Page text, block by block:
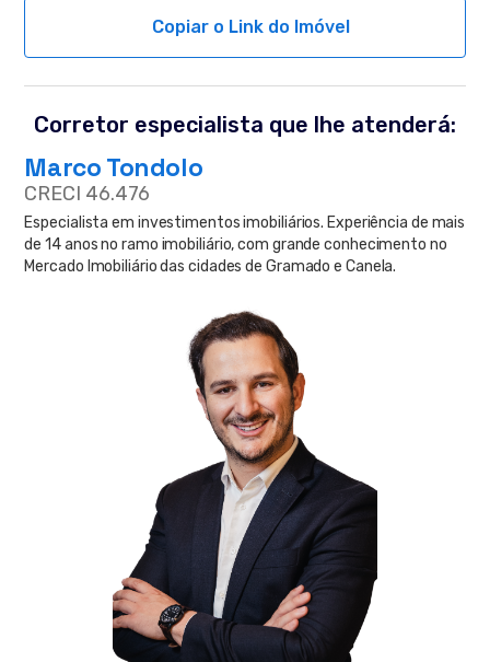
Copiar o Link do Imóvel
Corretor especialista que lhe atenderá:
Marco Tondolo
CRECI 46.476
Especialista em investimentos imobiliários. Experiência de mais
de 14 anos no ramo imobiliário, com grande conhecimento no
Mercado Imobiliário das cidades de Gramado e Canela.